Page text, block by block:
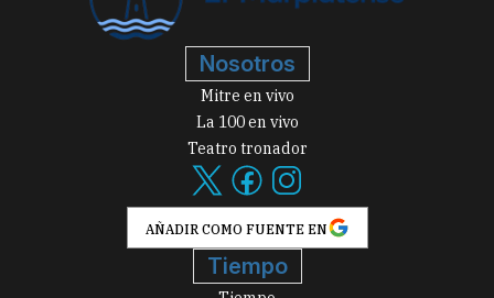
Nosotros
Mitre en vivo
La 100 en vivo
Teatro tronador
AÑADIR COMO FUENTE EN
Tiempo